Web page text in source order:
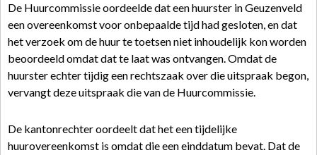
De Huurcommissie oordeelde dat een huurster in Geuzenveld
een overeenkomst voor onbepaalde tijd had gesloten, en dat
het verzoek om de huur te toetsen niet inhoudelijk kon worden
beoordeeld omdat dat te laat was ontvangen. Omdat de
huurster echter tijdig een rechtszaak over die uitspraak begon,
vervangt deze uitspraak die van de Huurcommissie.
De kantonrechter oordeelt dat het een tijdelijke
huurovereenkomst is omdat die een einddatum bevat. Dat de